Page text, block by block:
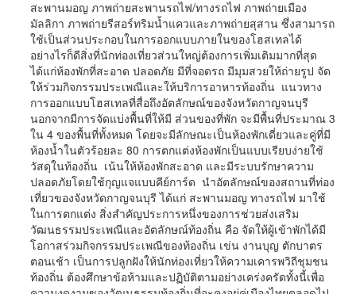
สะพานมอญ ภาพถ่ายสะพานรถไฟ/ทางรถไฟ ภาพถ่ายเมือง
มัลลิกา ภาพถ่ายรีสอร์ทริมน้ำแควและภาพถ่ายสุสาน ซึ่งสามารถ
ใช้เป็นส่วนประกอบในการออกแบบภายในของโฮสเทลได้
อย่างไรก็ดีสิ่งที่นักท่องเที่ยวส่วนใหญ่ต้องการเพิ่มเติมมากที่สุด
ได้แก่ห้องพักที่สะอาด ปลอดภัย มีที่จอดรถ มีมุมสวยให้ถ่ายรูป จัด
ให้ร่วมกิจกรรมประเพณีและให้บริการอาหารท้องถิ่น แนวทาง
การออกแบบโฮสเทลที่สื่อถึงอัตลักษณ์ของจังหวัดกาญจนบุรี
นอกจากมีการจัดแบ่งพื้นที่ให้มี ส่วนของที่พัก จะมีพื้นที่ประมาณ 3
ใน 4 ของพื้นที่ทั้งหมด โดยจะมีลักษณะเป็นห้องพักเดี่ยวและคู่ที่มี
ห้องน้ำในตัวร้อยละ 80 การตกแต่งห้องพักเป็นแบบเรียบง่ายใช้
วัสดุในท้องถิ่น เน้นให้ห้องพักสะอาด และมีระบบรักษาความ
ปลอดภัยโดยใช้กุญแจแบบคีย์การ์ด นำอัตลักษณ์ของสถานที่ท่อง
เที่ยวของจังหวัดกาญจนบุรี ได้แก่ สะพานมอญ ทางรถไฟ มาใช้
ในการตกแต่ง สิ่งสำคัญประการหนึ่งของการช่วยส่งเสริม
วัฒนธรรมประเพณีและอัตลักษณ์ท้องถิ่น คือ จัดให้ผู้เข้าพักได้มี
โอกาสร่วมกิจกรรมประเพณีของท้องถิ่น เข่น งานบุญ ตักบาตร
ตอนเช้า เป็นการปลูกฝังให้นักท่องเที่ยวให้ความเคารพวิถีชุมชน
ท้องถิ่น ต้องศึกษาข้อห้ามและปฏิบัติตามอย่างเคร่งครัดทั้งนี้เพื่อ